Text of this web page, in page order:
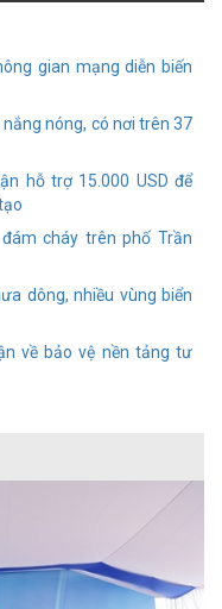
gian mạng diễn biến
nóng, có nơi trên 37
hỗ trợ 15.000 USD để
cháy trên phố Trần
dông, nhiều vùng biển
về bảo vệ nền tảng tư